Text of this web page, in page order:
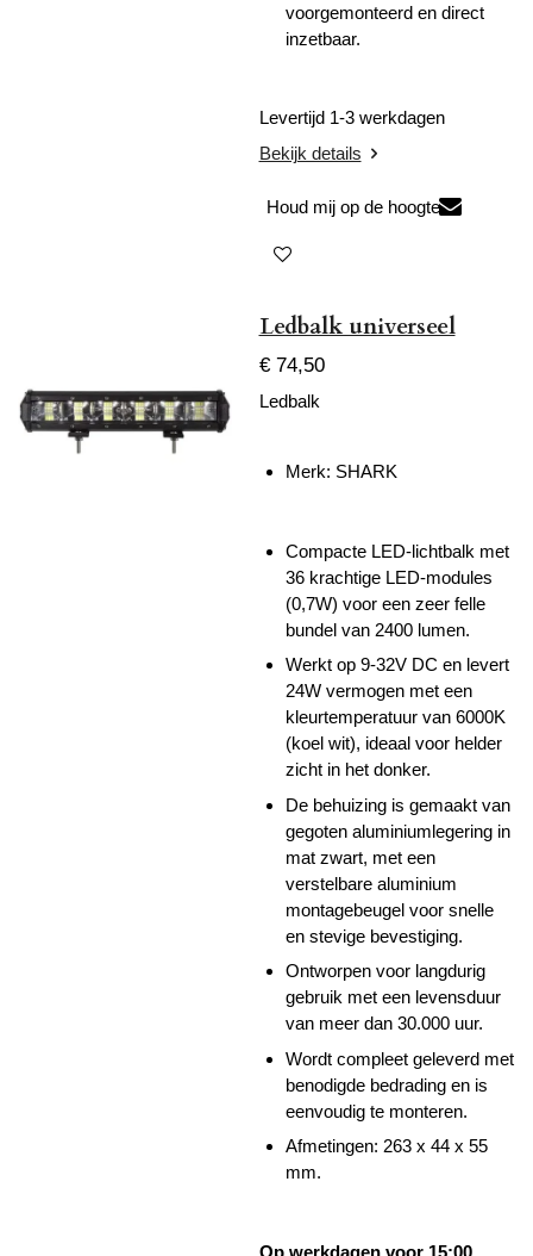
voorgemonteerd en direct
inzetbaar.
Levertijd 1-3 werkdagen
Bekijk details
Houd mij op de hoogte
Ledbalk universeel
€ 74,50
Ledbalk
Merk: SHARK
Compacte LED-lichtbalk met
36 krachtige LED-modules
(0,7W) voor een zeer felle
bundel van 2400 lumen.
Werkt op 9-32V DC en levert
24W vermogen met een
kleurtemperatuur van 6000K
(koel wit), ideaal voor helder
zicht in het donker.
De behuizing is gemaakt van
gegoten aluminiumlegering in
mat zwart, met een
verstelbare aluminium
montagebeugel voor snelle
en stevige bevestiging.
Ontworpen voor langdurig
gebruik met een levensduur
van meer dan 30.000 uur.
Wordt compleet geleverd met
benodigde bedrading en is
eenvoudig te monteren.
Afmetingen: 263 x 44 x 55
mm.
Op werkdagen voor 15:00